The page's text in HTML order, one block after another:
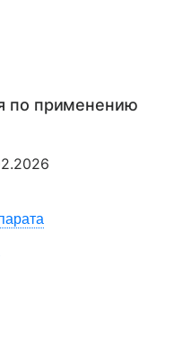
по применению